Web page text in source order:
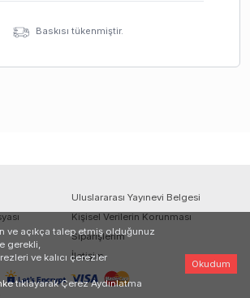
Baskısı tükenmiştir.
Uluslararası Yayınevi Belgesi
Kişisel Verilerin Korunması
Siparişlerim
İletişim
ve açıkça talep etmiş olduğunuz
gerekli,
ve kalıcı çerezler
tıklayarak Çerez Aydınlatma
Okudum